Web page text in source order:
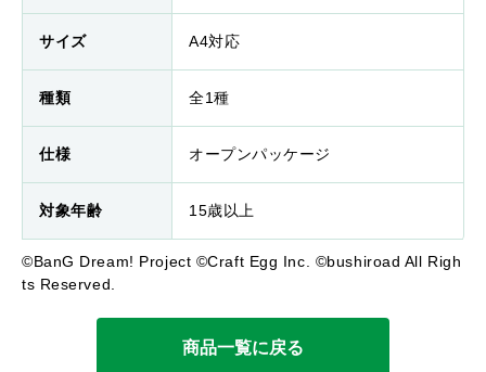
サイズ A4対応
種類 全1種
仕様 オープンパッケージ
対象年齢 15歳以上
©BanG Dream! Project ©Craft Egg Inc. ©bushiroad All Righ
ts Reserved.
商品一覧に戻る